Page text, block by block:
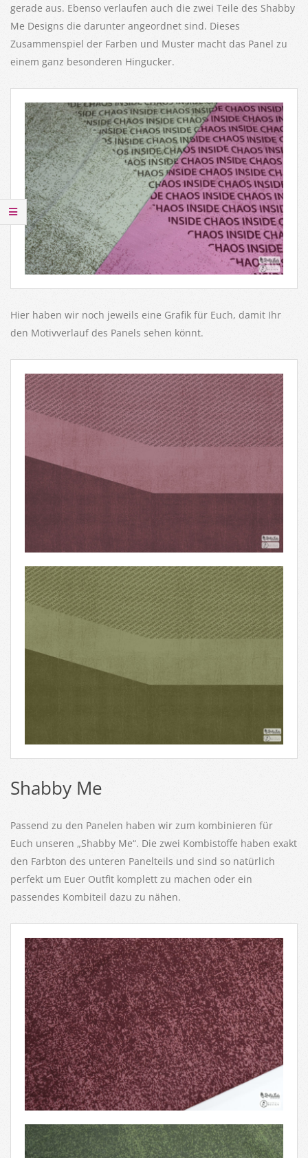
gerade aus. Ebenso verlaufen auch die zwei Teile des Shabby
Me Designs die darunter angeordnet sind. Dieses
Zusammenspiel der Farben und Muster macht das Panel zu
einem ganz besonderen Hingucker.
Hier haben wir noch jeweils eine Grafik für Euch, damit Ihr
den Motivverlauf des Panels sehen könnt.
Shabby Me
Passend zu den Panelen haben wir zum kombinieren für
Euch unseren „Shabby Me“. Die zwei Kombistoffe haben exakt
den Farbton des unteren Panelteils und sind so natürlich
perfekt um Euer Outfit komplett zu machen oder ein
passendes Kombiteil dazu zu nähen.